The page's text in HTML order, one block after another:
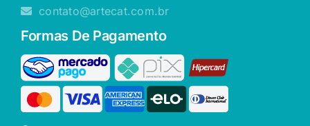
contato@artecat.com.br
Formas De Pagamento